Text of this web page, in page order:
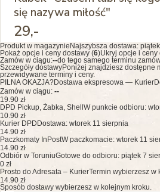
się nazywa miłość"
29,-
Produkt w magazynie Najszybsza dostawa:
Pokaż opcje i ceny dostawy (6)Ukryj opcje i ceny
Zamów w ciągu:--do tego samego terminu
Szczegóły dostawyPoniżej znajdziesz dostępne
przewidywane terminy i ceny.
PILNA OKAZJA?Dostawa ekspresowa — Kurier
Zamów w ciągu: --
19.90 zł
DPD Pickup, Żabka, Shell W punkcie odbioru:
10.90 zł
Kurier DPD Dostawa: wtorek 11 sierpnia
14.90 zł
Paczkomaty InPostW paczkomacie: wtorek 11
14.90 zł
Odbiór w ToruniuGotowe do odbioru: piątek 7
0 zł
Prosto do Adresata – KurierTermin wybierzesz w
14.90 zł
Sposób dostawy wybierzesz w kolejnym kroku.